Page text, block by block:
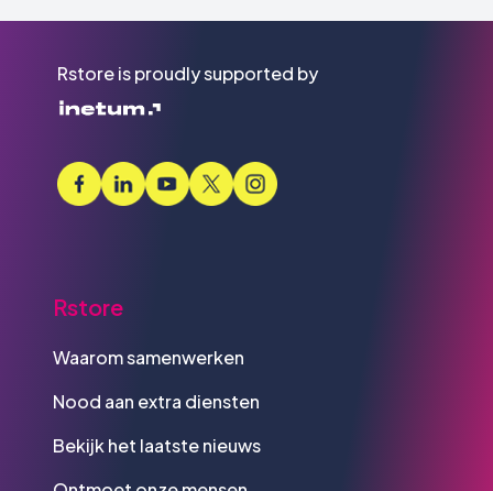
Rstore is proudly supported by
Rstore
Waarom samenwerken
Nood aan extra diensten
Bekijk het laatste nieuws